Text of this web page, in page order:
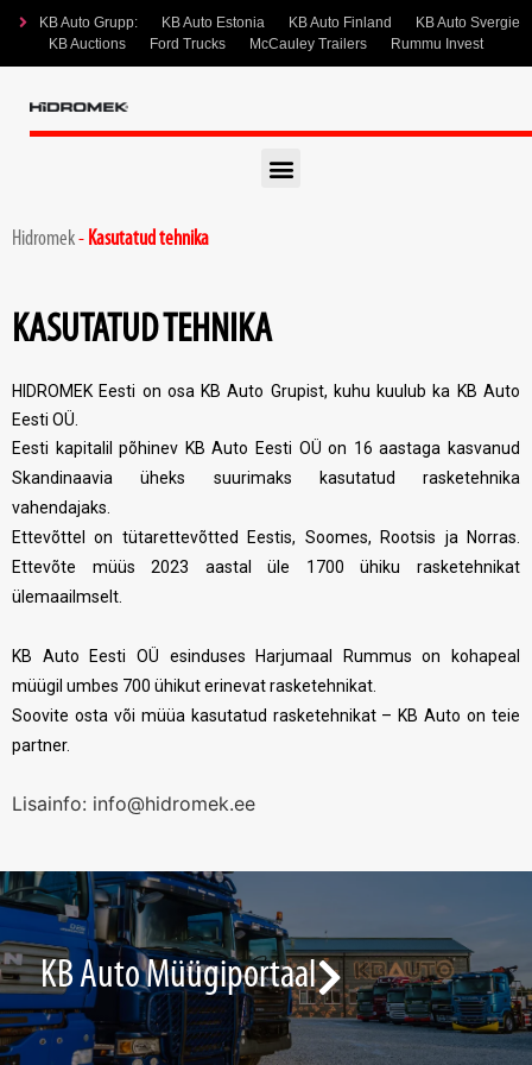
KB Auto Grupp: KB Auto Estonia KB Auto Finland
KB Auto Svergie
KB Auctions
Ford Trucks McCauley Trailers Rummu Invest
Hidromek- Kasutatud tehnika
KASUTATUD TEHNIKA
HIDROMEK Eesti on osa KB Auto Grupist, kuhu kuulub ka KB Auto
Eesti OÜ.
Eesti kapitalil põhinev KB Auto Eesti OÜ on 16 aastaga kasvanud
Skandinaavia üheks suurimaks kasutatud rasketehnika
vahendajaks.
Ettevõttel on tütarettevõtted Eestis, Soomes, Rootsis ja Norras.
Ettevõte müüs 2023 aastal üle 1700 ühiku rasketehnikat
ülemaailmselt.
KB Auto Eesti OÜ esinduses Harjumaal Rummus on kohapeal
müügil umbes 700 ühikut erinevat rasketehnikat.
Soovite osta või müüa kasutatud rasketehnikat – KB Auto on teie
partner.
Lisainfo: info@hidromek.ee
KB Auto Müügiportaal